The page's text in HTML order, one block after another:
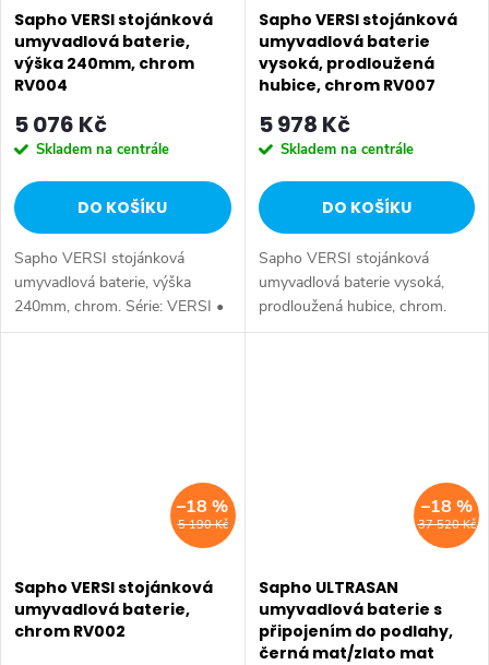
Sapho VERSI stojánková
umyvadlová baterie,
výška 240mm, chrom
RV004
5 076 Kč
Skladem na centrále
DO KOŠÍKU
Sapho VERSI stojánková
umyvadlová baterie, výška
240mm, chrom. Série: VERSI •
Výška: 238 mm • Barva: Chrom
Sapho VERSI stojánková
umyvadlová baterie
vysoká, prodloužená
hubice, chrom RV007
5 978 Kč
Skladem na centrále
DO KOŠÍKU
Sapho VERSI stojánková
umyvadlová baterie vysoká,
prodloužená hubice, chrom.
Série: VERSI • Výška: 325 mm
5 190 Kč
–18 %
Sapho VERSI stojánková
umyvadlová baterie,
chrom RV002
37 520 Kč
–18 %
Sapho ULTRASAN
umyvadlová baterie s
připojením do podlahy,
černá mat/zlato mat